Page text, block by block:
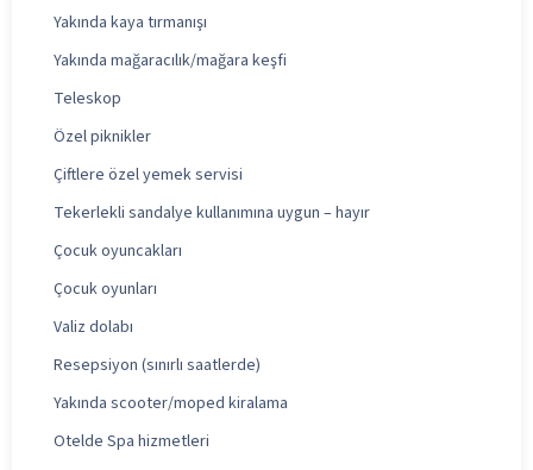
Yakında kaya tırmanışı
Yakında mağaracılık/mağara keşfi
Teleskop
Özel piknikler
Çiftlere özel yemek servisi
Tekerlekli sandalye kullanımına uygun – hayır
Çocuk oyuncakları
Çocuk oyunları
Valiz dolabı
Resepsiyon (sınırlı saatlerde)
Yakında scooter/moped kiralama
Otelde Spa hizmetleri